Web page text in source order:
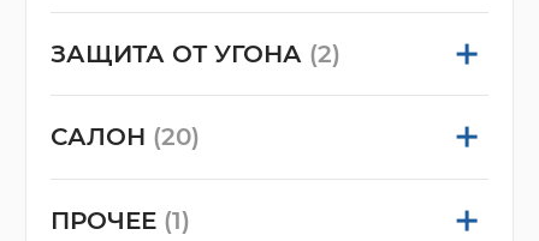
ЗАЩИТА ОТ УГОНА (2)
САЛОН (20)
ПРОЧЕЕ (1)